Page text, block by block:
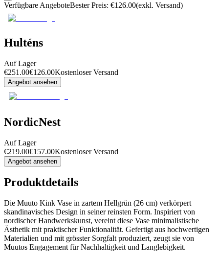
Verfügbare AngeboteBester Preis: €126.00(exkl. Versand)
Hulténs
Auf Lager
€251.00€126.00Kostenloser Versand
Angebot ansehen
NordicNest
Auf Lager
€219.00€157.00Kostenloser Versand
Angebot ansehen
Produktdetails
Die Muuto Kink Vase in zartem Hellgrün (26 cm) verkörpert
skandinavisches Design in seiner reinsten Form. Inspiriert von
nordischer Handwerkskunst, vereint diese Vase minimalistische
Ästhetik mit praktischer Funktionalität. Gefertigt aus hochwertigen
Materialien und mit grösster Sorgfalt produziert, zeugt sie von
Muutos Engagement für Nachhaltigkeit und Langlebigkeit.